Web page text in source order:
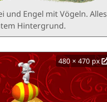
und Engel mit Vögeln. Alles
Hintergrund.
480 × 470 px